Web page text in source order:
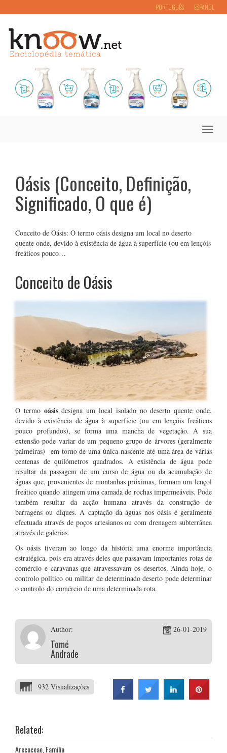
PORTUGUÊS ESPAÑOL
Toggle
Oásis (Conceito, Definição,
Significado, O que é)
Conceito de Oásis: O termo oásis designa um local no deserto
quente onde, devido à existência de água à superfície (ou em lençóis
freáticos pouco…
Conceito de Oásis
O termo oásisdesigna um local isolado no deserto quente onde,
devido à existência de água à superfície (ou em lençóis freáticos
pouco profundos), se forma uma mancha de vegetação. A sua
extensão pode variar de um pequeno grupo de árvores (geralmente
palmeiras) em torno de uma única nascente até uma área de várias
centenas de quilómetros quadrados. A existência de água pode
resultar da passagem de um curso de água ou da acumulação de
águas que, provenientes de montanhas próximas, formam um lençol
freático quando atingem uma camada de rochas impermeáveis. Pode
também resultar da acção humana através da construção de
barragens ou diques. A captação da águas nos oásis é geralmente
efectuada através de poços artesianos ou com drenagem subterrânea
através de galerias.
Os oásis tiveram ao longo da história uma enorme importância
estratégica, pois era através deles que passavam importantes rotas de
comércio e caravanas que atravessavam os desertos. Ainda hoje, o
controlo político ou militar de determinado deserto pode determinar
o controlo do comércio de uma determinada rota.
Author:
Tomé
Andrade
26-01-2019
932 Visualizações
Related:
Arecaceae, Família